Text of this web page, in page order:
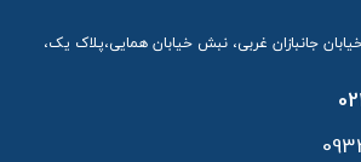
جانبازان غربی، نبش خیابان همایی،پلاک یک،